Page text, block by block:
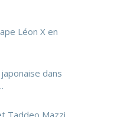
Léon X en
dans